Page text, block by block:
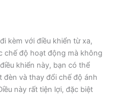
kèm với điều khiển từ xa,
chế độ hoạt động mà không
khiển này, bạn có thể
và thay đổi chế độ ánh
này rất tiện lợi, đặc biệt